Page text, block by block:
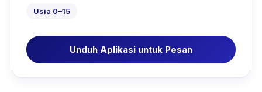
Usia 0–15
Unduh Aplikasi untuk Pesan